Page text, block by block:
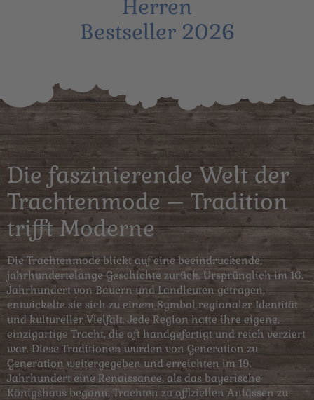
Herren
Bestseller 2026
Die faszinierende Welt der
Trachtenmode – Tradition
trifft Moderne
Die Trachtenmode blickt auf eine beeindruckende,
jahrhundertelange Geschichte zurück. Ursprünglich im 16.
Jahrhundert von Bauern und Landleuten getragen,
entwickelte sie sich zu einem Symbol regionaler Identität
und kultureller Vielfalt. Jede Region hatte ihre eigene,
einzigartige Tracht, die oft handgefertigt und reich verziert
war. Diese Traditionen wurden von Generation zu
Generation weitergegeben und erreichten im 19.
Jahrhundert eine Renaissance, als das bayerische
Königshaus begann, Trachten zu offiziellen Anlässen zu